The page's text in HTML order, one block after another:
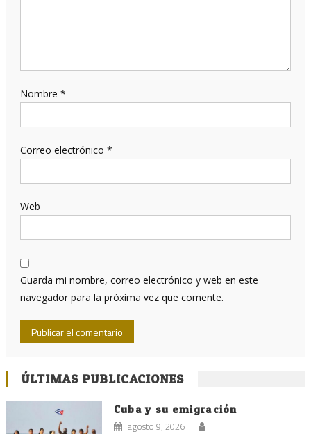
Nombre *
Correo electrónico *
Web
Guarda mi nombre, correo electrónico y web en este
navegador para la próxima vez que comente.
ÚLTIMAS PUBLICACIONES
Cuba y su emigración
agosto 9, 2026